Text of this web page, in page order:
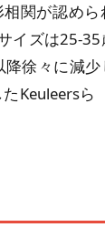
関が認めら
イズは25-
徐々に減
Keuleersら